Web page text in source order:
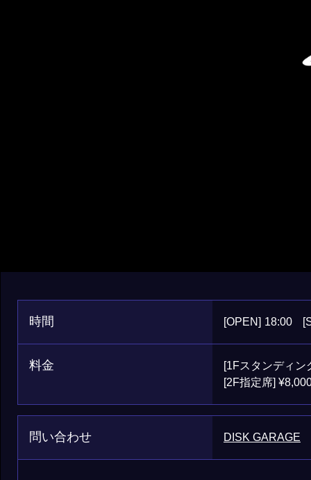
時間 [OPEN] 18:00
料金
[1Fスタンディン
[2F指定席]
問い合わせ DISK GARAGE